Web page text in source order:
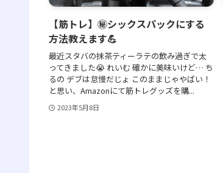
【筋トレ】㊙シックスパックにする
方法教えます💪
最近スタバの抹茶ティーラテの飲み過ぎで太
ってきました😭 れいむ 確かに美味いけど… ち
るの デブは怠慢だじょ このままじゃやばい！
と思い、Amazonにて筋トレグッズを購...
2023年5月8日